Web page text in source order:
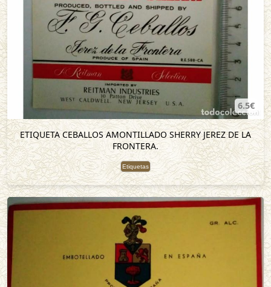
6.5€
ETIQUETA CEBALLOS AMONTILLADO SHERRY JEREZ DE LA
FRONTERA.
Etiquetas